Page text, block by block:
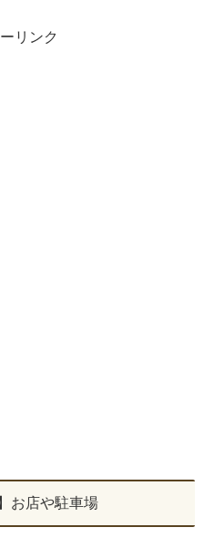
リンク
お店や駐車場